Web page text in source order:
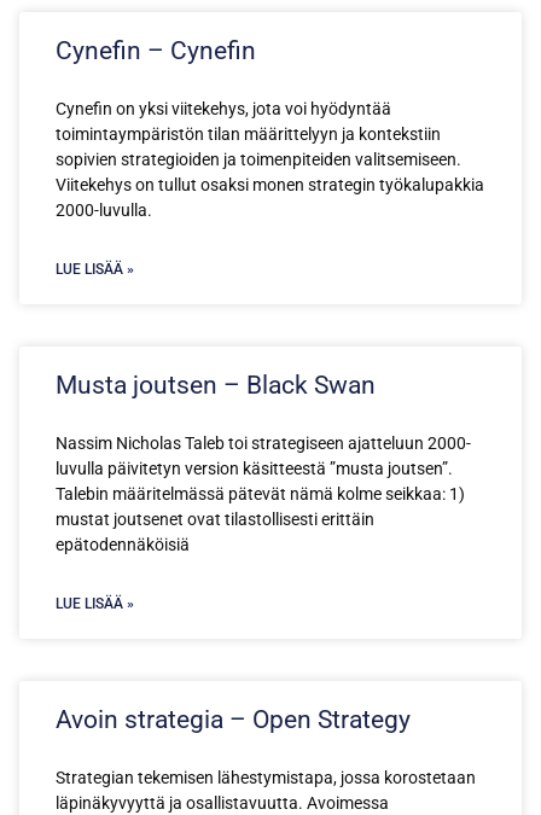
Cynefin – Cynefin
Cynefin on yksi viitekehys, jota voi hyödyntää
toimintaympäristön tilan määrittelyyn ja kontekstiin
sopivien strategioiden ja toimenpiteiden valitsemiseen.
Viitekehys on tullut osaksi monen strategin työkalupakkia
2000-luvulla.
LUE LISÄÄ »
Musta joutsen – Black Swan
Nassim Nicholas Taleb toi strategiseen ajatteluun 2000-
luvulla päivitetyn version käsitteestä ”musta joutsen”.
Talebin määritelmässä pätevät nämä kolme seikkaa: 1)
mustat joutsenet ovat tilastollisesti erittäin
epätodennäköisiä
LUE LISÄÄ »
Avoin strategia – Open Strategy
Strategian tekemisen lähestymistapa, jossa korostetaan
läpinäkyvyyttä ja osallistavuutta. Avoimessa